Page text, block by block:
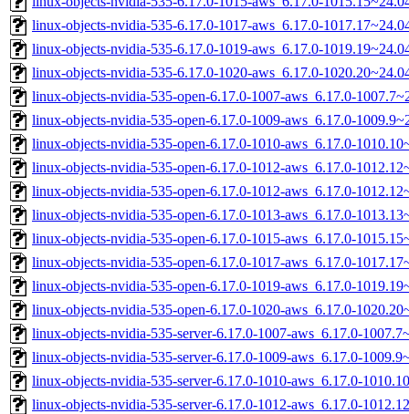
linux-objects-nvidia-535-6.17.0-1017-aws_6.17.0-
linux-objects-nvidia-535-6.17.0-1019-aws_6.17.0-
linux-objects-nvidia-535-6.17.0-1020-aws_6.17.0-
linux-objects-nvidia-535-open-6.17.0-1007-aws_6.17.0-
linux-objects-nvidia-535-open-6.17.0-1009-aws_6.17.0-
linux-objects-nvidia-535-open-6.17.0-1010-aws_6.17.0-
linux-objects-nvidia-535-open-6.17.0-1012-aws_6.17.0-
linux-objects-nvidia-535-open-6.17.0-1012-aws_6.17.0-
linux-objects-nvidia-535-open-6.17.0-1013-aws_6.17.0-
linux-objects-nvidia-535-open-6.17.0-1015-aws_6.17.0-
linux-objects-nvidia-535-open-6.17.0-1017-aws_6.17.0-
linux-objects-nvidia-535-open-6.17.0-1019-aws_6.17.0-
linux-objects-nvidia-535-open-6.17.0-1020-aws_6.17.0-
linux-objects-nvidia-535-server-6.17.0-1007-aws_6.17.0-
linux-objects-nvidia-535-server-6.17.0-1009-aws_6.17.0-
linux-objects-nvidia-535-server-6.17.0-1010-aws_6.17.0-
linux-objects-nvidia-535-server-6.17.0-1012-aws_6.17.0-